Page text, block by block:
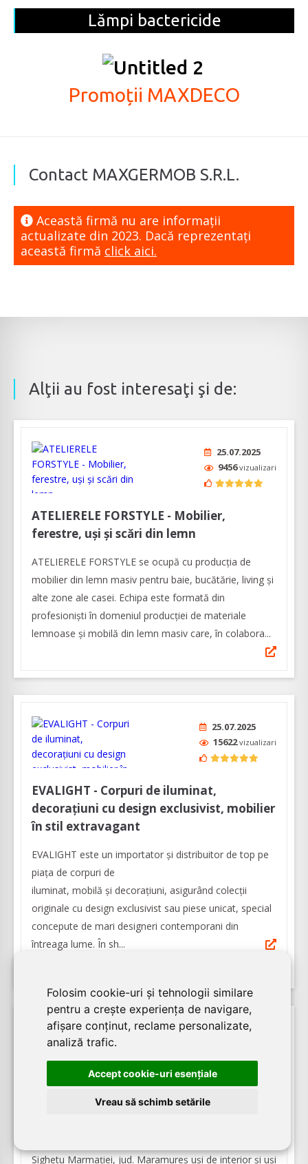
Folosim cookie-uri și tehnologii similare
pentru a crește experiența de navigare,
afișare conținut, reclame personalizate,
analiză trafic.
Accept cookie-uri esenţiale
Vreau să schimb setările
Lămpi bactericide
Promoții MAXDECO
Contact MAXGERMOB S.R.L.
Această firmă nu are informaţii
actualizate din 2023. Dacă reprezentaţi
această firmă click aici.
Alţii au fost interesaţi şi de:
25.07.2025
9456vizualizari
ATELIERELE FORSTYLE - Mobilier,
ferestre, uși și scări din lemn
ATELIERELE FORSTYLE se ocupă cu producția de
mobilier din lemn masiv pentru baie, bucătărie, living și
alte zone ale casei. Echipa este formată din
profesioniști în domeniul producției de materiale
lemnoase și mobilă din lemn masiv care, în colabora...
25.07.2025
15622vizualizari
EVALIGHT - Corpuri de iluminat,
decorațiuni cu design exclusivist, mobilier
în stil extravagant
EVALIGHT este un importator și distribuitor de top pe
piața de corpuri de
iluminat, mobilă și decorațiuni, asigurând colecții
originale cu design exclusivist sau piese unicat, special
concepute de mari designeri contemporani din
întreaga lume. În sh...
27.04.2026
ARCER - Uși, ferestre, mobilier și scări din
Sighetu Marmației, jud. Maramureș uși de interior și uși